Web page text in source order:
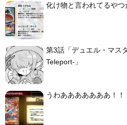
化け物と言われてるやつ
第3話「デュエル・マス
Teleport-」
うわあああああああ！！